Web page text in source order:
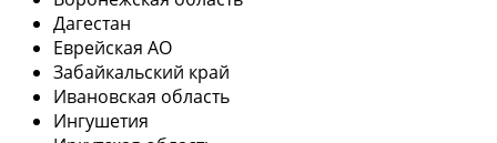
Дагестан
Еврейская АО
Забайкальский край
Ивановская область
Ингушетия